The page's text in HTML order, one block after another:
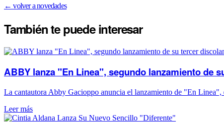
← volver a novedades
También te puedeinteresar
ABBY lanza "En Linea", segundo lanzamiento de
La cantautora Abby Gacioppo anuncia el lanzamiento de "En Linea",
Leer más